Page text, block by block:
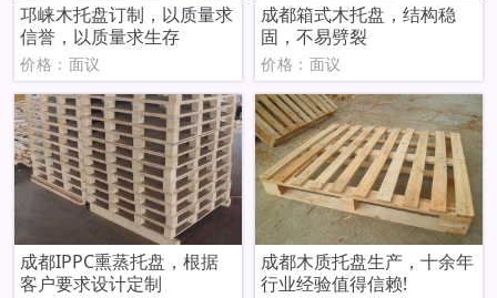
邛崃木托盘订制，以质量求
信誉，以质量求生存
价格：面议
成都箱式木托盘，结构稳
固，不易劈裂
价格：面议
成都IPPC熏蒸托盘，根据
客户要求设计定制
成都木质托盘生产，十余年
行业经验值得信赖!